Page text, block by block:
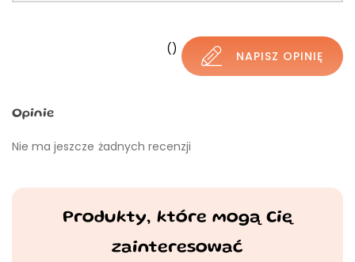
() NAPISZ OPINIĘ
Opinie
Nie ma jeszcze żadnych recenzji
Produkty, które mogą Cię
zainteresować